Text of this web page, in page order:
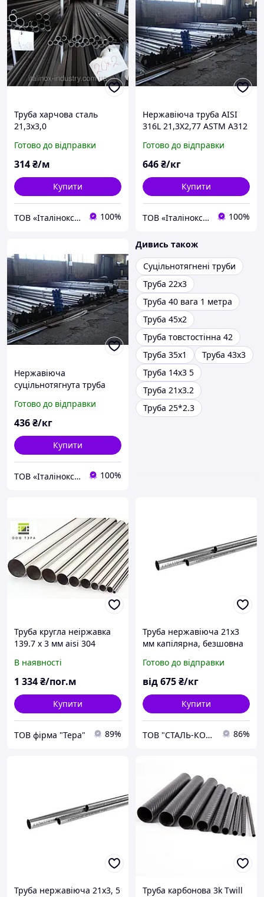
Труба харчова сталь
21,3х3,0
Готово до відправки
314₴/м
Купити
ТОВ «Італінокс Індустрі» нержавіючий металопрокат 100%
Нержавіюча труба AISI
316L 21,3Х2,77 ASTM A312
Готово до відправки
646₴/кг
Купити
ТОВ «Італінокс Індустрі» нержавіючий металопрокат 100%
Нержавіюча
суцільнотягнута труба
Готово до відправки
436₴/кг
Купити
ТОВ «Італінокс Індустрі» нержавіючий металопрокат 100%
Дивись також
Суцільнотягнені труби
Труба 22х3
Труба 40 вага 1 метра
Труба 45х2
Труба товстостінна 42
Труба 35х1
Труба 43х3
Труба 14х3 5
Труба 21х3.2
Труба 25*2.3
Труба кругла неіржавка
139.7 х 3 мм aisi 304
В наявності
1 334₴/пог.м
Купити
ТОВ фірма "Тера" 89%
Труба нержавіюча 21х3
мм капілярна, безшовна
порізкою
Готово до відправки
від675₴/кг
Купити
ТОВ "СТАЛЬ-КОНТАКТ" 86%
Труба нержавіюча 21х3, 5
Труба карбонова 3k Twill